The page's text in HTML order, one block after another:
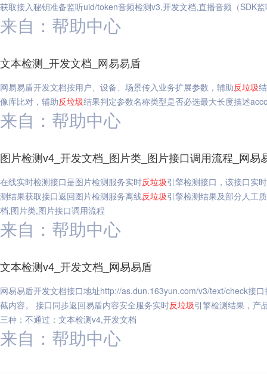
获取接入秘钥准备监听uid/token音频检测v3,开发文档,直播音频（SDK
来自：帮助中心
文本检测_开发文档_网易易盾
网易易盾开发文档按用户、设备、场景传入业务扩展参数，辅助反垃圾
像库比对，辅助反垃圾结果判定参数名称类型是否必选最大长度描述
来自：帮助中心
图片检测v4_开发文档_图片类_图片接口调用流程_网易
在线实时检测接口是图片检测服务实时反垃圾引擎检测接口，该接口实
测结果获取接口返回图片检测服务离线反垃圾引擎检测结果及部分人工
档,图片类,图片接口调用流程
来自：帮助中心
文本检测v4_开发文档_网易易盾
网易易盾开发文档接口地址http://as.dun.163yun.com/v3/text/check接
截内容。 接口同步返回易盾内容安全服务实时反垃圾引擎检测结果，产
三种：不通过：文本检测v4,开发文档
来自：帮助中心